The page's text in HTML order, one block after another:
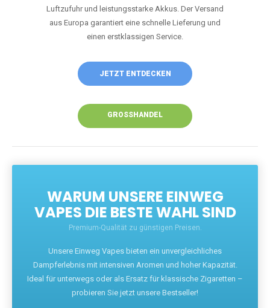
Luftzufuhr und leistungsstarke Akkus. Der Versand
aus Europa garantiert eine schnelle Lieferung und
einen erstklassigen Service.
JETZT ENTDECKEN
GROSSHANDEL
WARUM UNSERE EINWEG
VAPES DIE BESTE WAHL SIND
Premium-Qualität zu günstigen Preisen.
Unsere Einweg Vapes bieten ein unvergleichliches
Dampferlebnis mit intensiven Aromen und hoher Kapazität.
Ideal für unterwegs oder als Ersatz für klassische Zigaretten –
probieren Sie jetzt unsere Bestseller!